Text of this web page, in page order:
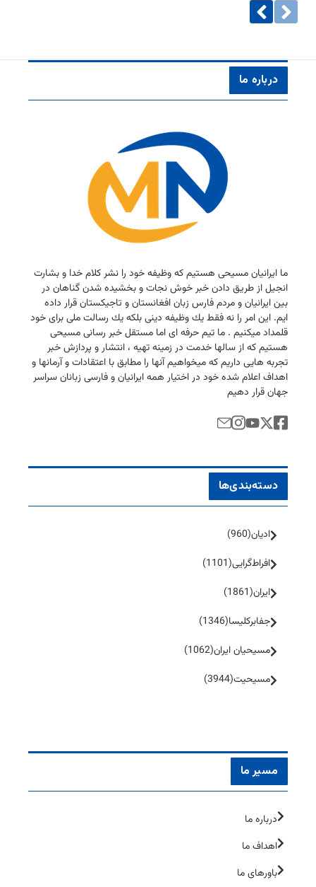
درباره ما
ما ایرانیان مسیحی هستیم كه وظیفه خود را نشر كلام خدا و بشارت
انجیل از طریق دادن خبر خوش نجات و بخشیده شدن گناهان در
بین ایرانیان و مردم فارس زبان افغانستان و تاجیكستان قرار داده
ایم. این امر را نه فقط یك وظیفه دینی بلكه یك رسالت ملی برای خود
قلمداد میكنیم . ما تیم حرفه ای اما مستقل خبر رسانی مسیحی
هستیم كه از سالها خدمت در زمینه تهیه ، انتشار و پردازش خبر
تجربه هایی داریم كه میخواهیم آنها را مطابق با اعتقادات و آرمانها و
اهداف اعلام شده خود در اختیار همه ایرانیان و فارسی زبانان سراسر
جهان قرار دهیم
دسته‌بندی‌ها
ادیان(960)
افراط‌گرایی(1101)
ایران(1861)
جفا‌بر‌کلیسا(1346)
مسیحیان ایران(1062)
مسیحیت(3944)
مسیر ما
درباره ما
اهداف ما
باورهای ما